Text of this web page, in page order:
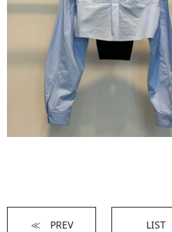
≪ PREV LIST